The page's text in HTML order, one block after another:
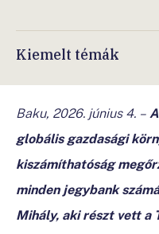
Kiemelt témák
Baku, 2026. június 4. –
globális gazdasági
kiszámíthatóság
minden jegybank
Mihály, aki részt vett a